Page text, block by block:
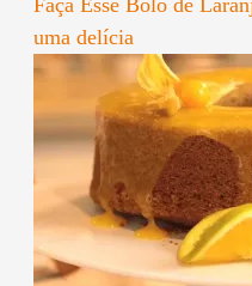
Faça Esse Bolo de
uma delícia